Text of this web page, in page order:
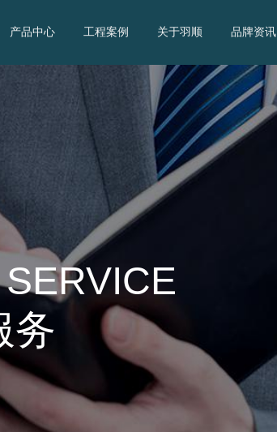
产品中心 工程案例 关于羽顺 品牌资讯
务